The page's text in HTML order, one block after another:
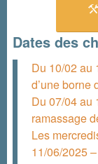
Dates des
Du 10/02 au
d’une borne
Du 07/04 au
ramassage
Les
11/06/2025